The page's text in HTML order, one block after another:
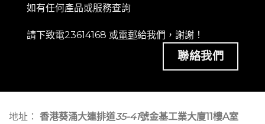
如有任何產品或服務查詢
請下致電23614168 或電郵給我們，謝謝！
聯絡我們
地址： 香港葵涌大連排道35-41號金基工業大廈11樓A室